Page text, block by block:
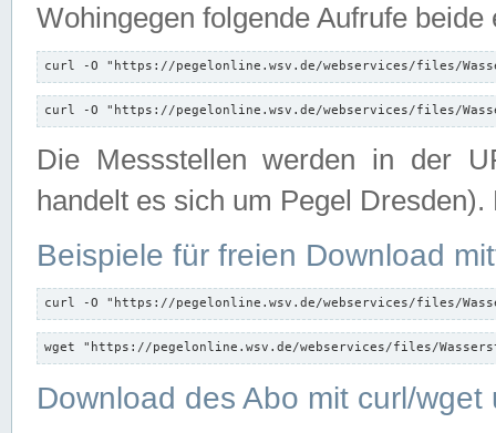
Wohingegen folgende Aufrufe beide
curl -O "https://pegelonline.wsv.de/webservices/files/
curl -O "https://pegelonline.wsv.de/webservices/files/
Die Messstellen werden in der
handelt es sich um Pegel
Beispiele für freien Download
curl -O "https://pegelonline.wsv.de/webservices/files/
wget "https://pegelonline.wsv.de/webservices/files/
Download des Abo mit curl/